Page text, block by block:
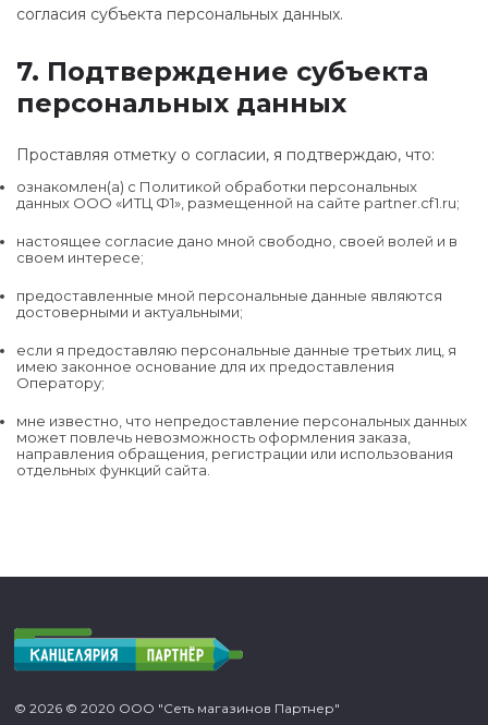
согласия субъекта персональных данных.
7. Подтверждение субъекта
персональных данных
Проставляя отметку о согласии, я подтверждаю, что:
ознакомлен(а) с Политикой обработки персональных
данных ООО «ИТЦ Ф1», размещенной на сайте partner.cf1.ru;
настоящее согласие дано мной свободно, своей волей и в
своем интересе;
предоставленные мной персональные данные являются
достоверными и актуальными;
если я предоставляю персональные данные третьих лиц, я
имею законное основание для их предоставления
Оператору;
мне известно, что непредоставление персональных данных
может повлечь невозможность оформления заказа,
направления обращения, регистрации или использования
отдельных функций сайта.
© 2026 © 2020 ООО "Сеть магазинов Партнер"